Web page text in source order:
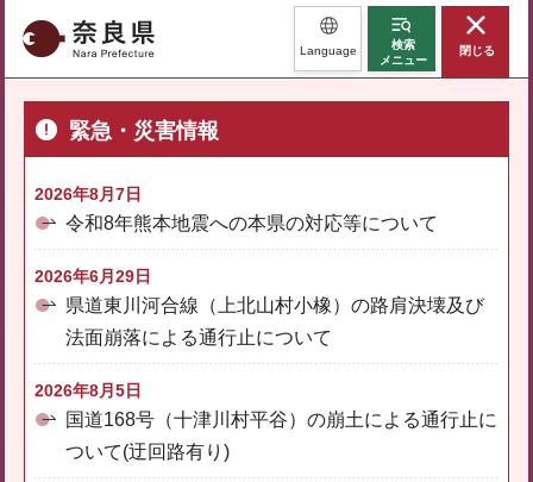
奈良県 Language
検索
メニュー
閉じる
緊急・災害情報
2026年8月7日
令和8年熊本地震への本県の対応等について
2026年6月29日
県道東川河合線（上北山村小橡）の路肩決壊及び
法面崩落による通行止について
2026年8月5日
国道168号（十津川村平谷）の崩土による通行止に
ついて(迂回路有り)